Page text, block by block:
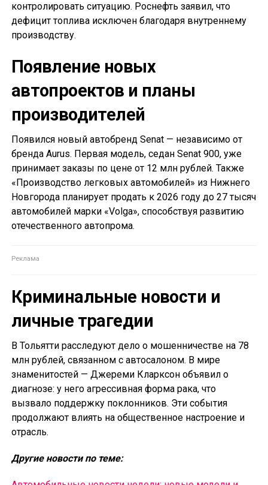
контролировать ситуацию. Роснефть заявил, что
дефицит топлива исключен благодаря внутреннему
производству.
Появление новых
автопроектов и планы
производителей
Появился новый автобренд Senat — независимо от
бренда Aurus. Первая модель, седан Senat 900, уже
принимает заказы по цене от 12 млн рублей. Также
«Производство легковых автомобилей» из Нижнего
Новгорода планирует продать к 2026 году до 27 тысяч
автомобилей марки «Volga», способствуя развитию
отечественного автопрома.
Криминальные новости и
личные трагедии
В Тольятти расследуют дело о мошенничестве на 78
млн рублей, связанном с автосалоном. В мире
знаменитостей — Джереми Кларксон объявил о
диагнозе: у него агрессивная форма рака, что
вызвало поддержку поклонников. Эти события
продолжают влиять на общественное настроение и
отрасль.
Другие новости по теме: